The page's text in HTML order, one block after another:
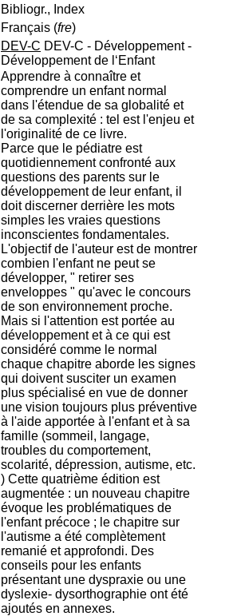
Bibliogr., Index
Français (fre)
DEV-C DEV-C - Développement -
Développement de l‘Enfant
Apprendre à connaître et
comprendre un enfant normal
dans l'étendue de sa globalité et
de sa complexité : tel est l'enjeu et
l'originalité de ce livre.
Parce que le pédiatre est
quotidiennement confronté aux
questions des parents sur le
développement de leur enfant, il
doit discerner derrière les mots
simples les vraies questions
inconscientes fondamentales.
L'objectif de l'auteur est de montrer
combien l'enfant ne peut se
développer, " retirer ses
enveloppes " qu'avec le concours
de son environnement proche.
Mais si l'attention est portée au
développement et à ce qui est
considéré comme le normal
chaque chapitre aborde les signes
qui doivent susciter un examen
plus spécialisé en vue de donner
une vision toujours plus préventive
à l'aide apportée à l'enfant et à sa
famille (sommeil, langage,
troubles du comportement,
scolarité, dépression, autisme, etc.
) Cette quatrième édition est
augmentée : un nouveau chapitre
évoque les problématiques de
l'enfant précoce ; le chapitre sur
l'autisme a été complètement
remanié et approfondi. Des
conseils pour les enfants
présentant une dyspraxie ou une
dyslexie- dysorthographie ont été
ajoutés en annexes.
i
o
n
d
u
C
R
A
R
h
ô
n
e
-
A
l
p
e
s
C
e
n
t
r
e
H
o
s
p
i
t
a
l
i
e
r
l
e
V
i
n
a